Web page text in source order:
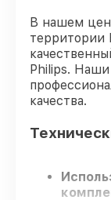
В нашем
территории
Philips. Наши
качества.